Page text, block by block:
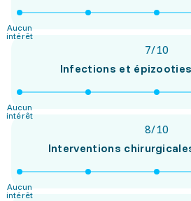
Aucun
intérêt
7/10
Infections et
Aucun
intérêt
8/10
Interventions
Aucun
intérêt